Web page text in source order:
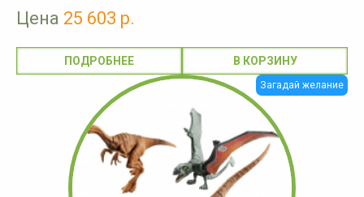
Цена 25 603 р.
ПОДРОБНЕЕ
Загадай желание